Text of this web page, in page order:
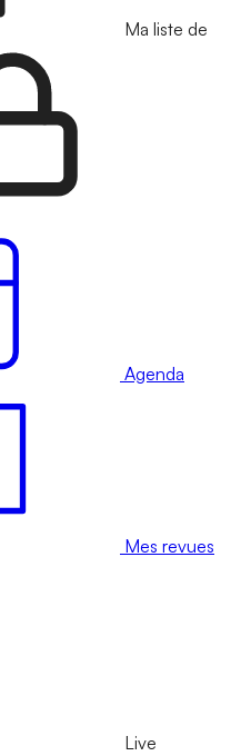
Ma liste de
Agenda
Mes revues
Live